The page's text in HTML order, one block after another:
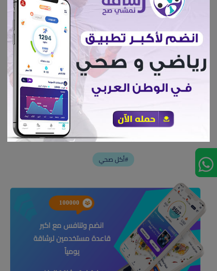
(الصوص سيستخدم للتزيين على الوجه)
- ومع باقي الخليط نضيف البيض والبيكنج باودر والبيكنج صودا والدقيق
نستمر في الخفق ونضع في اناء متوسط مخصص للكيك
- ثم نضع الخليط في الفرن لمدة 35 دقيقة فى درجة 180
أكل صحي#
100000
انضم وتنافس مع اكبر
قاعدة مستخدمين لرشاقة
يومياً